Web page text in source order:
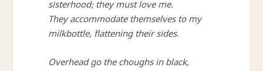
sisterhood; they must love me.
They accommodate themselves to my
milkbottle, flattening their sides.
Overhead go the choughs in black,